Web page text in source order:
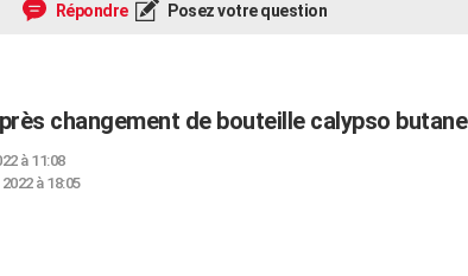
Répondre Posez votre question
changement de bouteille calypso butane
à 11:08
à 18:05